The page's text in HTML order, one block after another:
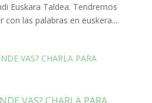
Euskara Taldea. Tendremos
las palabras en euskera....